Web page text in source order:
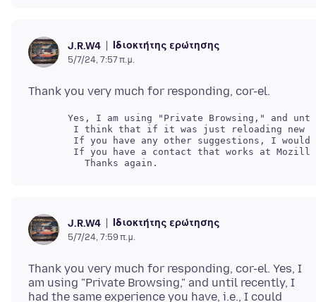
J.R.W4 Ιδιοκτήτης ερώτησης
5/7/24, 7:57 π.μ.
J.R.W4 Ιδιοκτήτης ερώτησης
5/7/24, 7:59 π.μ.
Thank you very much for responding, cor-el. Yes, I
am using "Private Browsing," and until recently, I
had the same experience you have, i.e., I could